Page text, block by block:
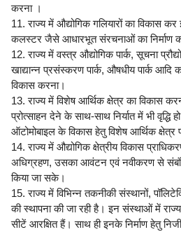
करना ।
11. राज्य में औद्योगिक गलियारों का विकास
कलस्टर जैसे आधारभूत संरचनाओं का निर्माण
12. राज्य में वस्त्र औद्योगिक पार्क, सूचना
खाद्यान्न प्रसंस्करण पार्क, औषधीय पार्क आदि
विकास करना।
13. राज्य में विशेष आर्थिक क्षेत्र का विकास
प्रोत्साहन देने के साथ-साथ निर्यात में भी
ऑटोमोबाइल के विकास हेतु विशेष आर्थिक क्षेत्र
14. राज्य में औद्योगिक क्षेत्रीय विकास
अधिग्रहण, उसका आवंटन एवं नवीकरण से संबंधित
किया जा सके।
15. राज्य में विभिन्न तकनीकी संस्थानों,
की स्थापना की जा रही है। इन संस्थाओं में
सीटें आरक्षित हैं। साथ ही इनके निर्माण हेतु